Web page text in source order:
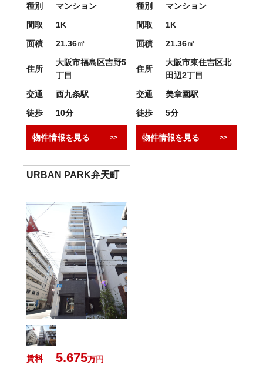
種別
マンション
間取
1K
面積
21.36㎡
住所
大阪市福島区吉野5
丁目
交通
西九条駅
徒歩
10分
物件情報を見る
種別
マンション
間取
1K
面積
21.36㎡
住所
大阪市東住吉区北
田辺2丁目
交通
美章園駅
徒歩
5分
物件情報を見る
URBAN PARK弁天町
賃料 5.675万円